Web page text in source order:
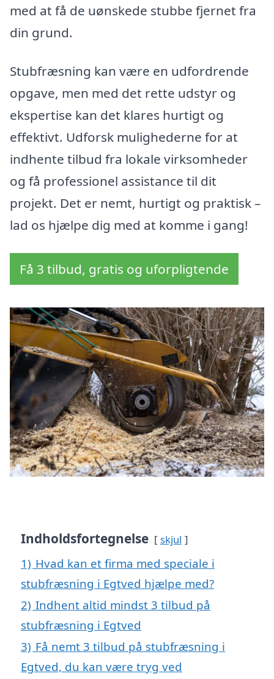
med at få de uønskede stubbe fjernet fra
din grund.
Stubfræsning kan være en udfordrende
opgave, men med det rette udstyr og
ekspertise kan det klares hurtigt og
effektivt. Udforsk mulighederne for at
indhente tilbud fra lokale virksomheder
og få professionel assistance til dit
projekt. Det er nemt, hurtigt og praktisk –
lad os hjælpe dig med at komme i gang!
Få 3 tilbud, gratis og uforpligtende
Indholdsfortegnelse skjul
1) Hvad kan et firma med speciale i
stubfræsning i Egtved hjælpe med?
2) Indhent altid mindst 3 tilbud på
stubfræsning i Egtved
3) Få nemt 3 tilbud på stubfræsning i
Egtved, du kan være tryg ved